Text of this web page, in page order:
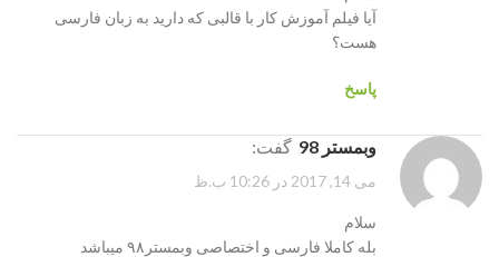
آیا فیلم آموزش کار با قالبی که دارید به زبان فارسی
هست؟
پاسخ
وبمستر 98 گفت:
می 14, 2017 در 10:26 ب.ظ
سلام
بله کاملا فارسی و اختصاصی وبمستر۹۸ میباشد